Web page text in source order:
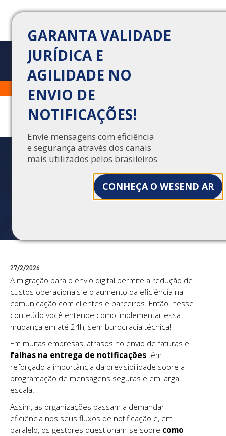
GARANTA VALIDADE
JURÍDICA E
AGILIDADE NO
ENVIO DE
NOTIFICAÇÕES!
Envie mensagens com eficiência
e segurança através dos canais
mais utilizados pelos brasileiros
CONHEÇA O WESEND AR
Trabalhe Conosco Central de Vendas
ENVIO DIGITAL: COMO
MIGRAR SEM
BUROCRACIA E REDUZIR
CUSTOS EM ATÉ 24H
Migre para o envio digital em até 24h, reduza
custos, elimine burocracias e ganhe eficiência
com notificações rastreáveis e validade jurídica.
Saiba como.
27/2/2026
A migração para o envio digital permite a redução de
custos operacionais e o aumento da eficiência na
comunicação com clientes e parceiros. Então, nesse
conteúdo você entende como implementar essa
mudança em até 24h, sem burocracia técnica!
Em muitas empresas, atrasos no envio de faturas e
falhas na entrega de notificaçõestêm
reforçado a importância da previsibilidade sobre a
programação de mensagens seguras e em larga
escala.
Assim, as organizações passam a demandar
eficiência nos seus fluxos de notificação e, em
paralelo, os gestores questionam-se sobre como